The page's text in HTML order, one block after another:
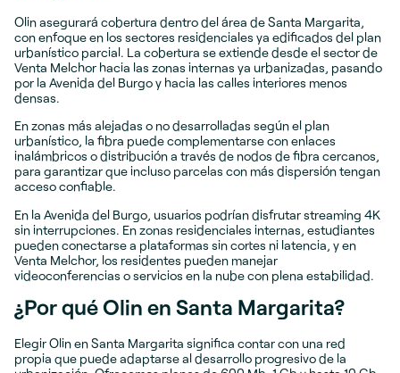
Olin asegurará cobertura dentro del área de Santa Margarita,
con enfoque en los sectores residenciales ya edificados del plan
urbanístico parcial. La cobertura se extiende desde el sector de
Venta Melchor hacia las zonas internas ya urbanizadas, pasando
por la Avenida del Burgo y hacia las calles interiores menos
densas.
En zonas más alejadas o no desarrolladas según el plan
urbanístico, la fibra puede complementarse con enlaces
inalámbricos o distribución a través de nodos de fibra cercanos,
para garantizar que incluso parcelas con más dispersión tengan
acceso confiable.
En la Avenida del Burgo, usuarios podrían disfrutar streaming 4K
sin interrupciones. En zonas residenciales internas, estudiantes
pueden conectarse a plataformas sin cortes ni latencia, y en
Venta Melchor, los residentes pueden manejar
videoconferencias o servicios en la nube con plena estabilidad.
¿Por qué Olin en Santa Margarita?
Elegir Olin en Santa Margarita significa contar con una red
propia que puede adaptarse al desarrollo progresivo de la